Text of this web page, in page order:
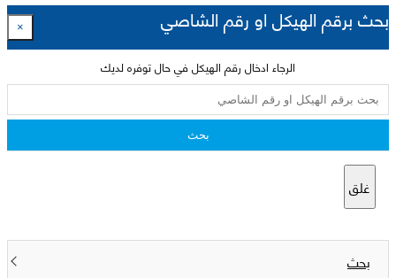
بحث برقم الهيكل او رقم الشاصي ×
الرجاء ادخال رقم الهيكل في حال توفره لديك
بحث
غلق
بحث